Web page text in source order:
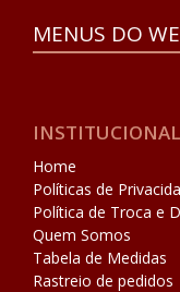
MENUS DO
INSTITUCIONAL
Home
Políticas de
Política de Troca e
Quem Somos
Tabela de Medidas
Rastreio de pedidos